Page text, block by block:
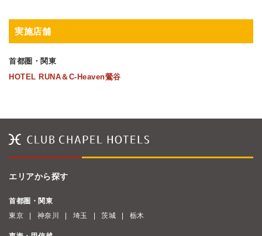
実施店舗
首都圏・関東
HOTEL RUNA＆C-Heaven鶯谷
エリアから探す
首都圏・関東
東京
神奈川 埼玉 茨城 栃木